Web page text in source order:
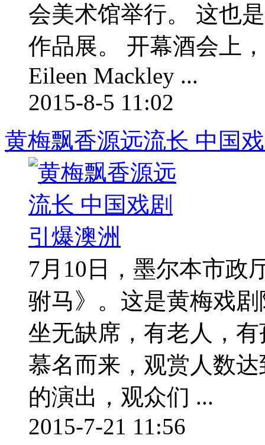
会美术馆举行。 这也
作品展。 开幕酒会上
Eileen Mackley ...
2015-8-5 11:02
黄梅飘香源远流长 中国
7月10日，墨尔本市政
驸马》。这是黄梅戏
坐无缺席，有老人，
慕名而来，观赏人数
的演出，观众们 ...
2015-7-21 11:56